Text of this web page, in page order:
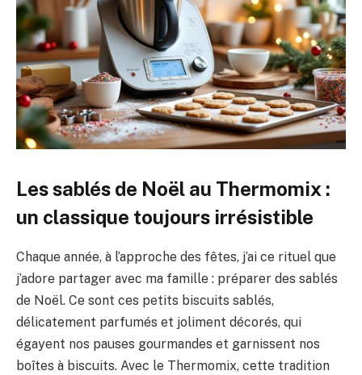
Les sablés de Noël au Thermomix :
un classique toujours irrésistible
Chaque année, à l’approche des fêtes, j’ai ce rituel que
j’adore partager avec ma famille : préparer des sablés
de Noël. Ce sont ces petits biscuits sablés,
délicatement parfumés et joliment décorés, qui
égayent nos pauses gourmandes et garnissent nos
boîtes à biscuits. Avec le Thermomix, cette tradition